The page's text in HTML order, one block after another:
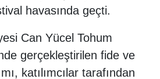
havasında geçti.
Can Yücel Tohum
gerçekleştirilen fide ve
katılımcılar tarafından